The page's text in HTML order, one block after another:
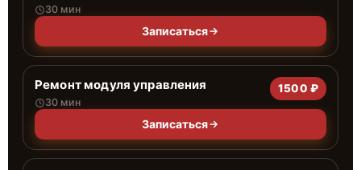
30 мин
Записаться
Ремонт модуля управления
30 мин
1500 ₽
Записаться